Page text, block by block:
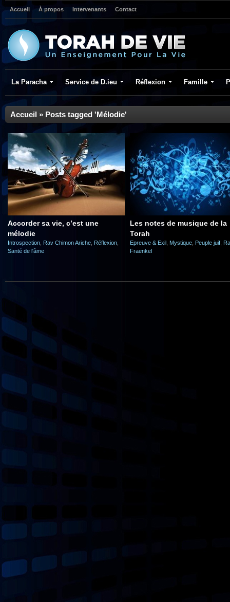
Accueil À propos Intervenants Contact
La Paracha Service de D.ieu Réflexion Famille
Accueil » Posts tagged 'Mélodie'
Accorder sa vie, c’est une
mélodie
Introspection Rav Chimon Ariche Réflexion
Santé de l'âme
Les notes de musique de la
Torah
Epreuve & Exil Mystique Peuple juif
Fraenkel